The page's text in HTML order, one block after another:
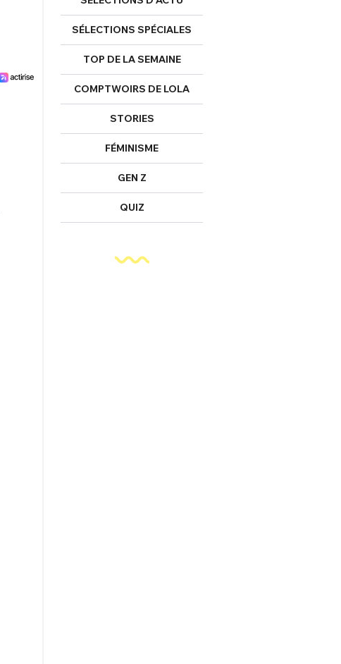
SÉLECTIONS SPÉCIALES
TOP DE LA SEMAINE
COMPTWOIRS DE LOLA
STORIES
FÉMINISME
GEN Z
QUIZ